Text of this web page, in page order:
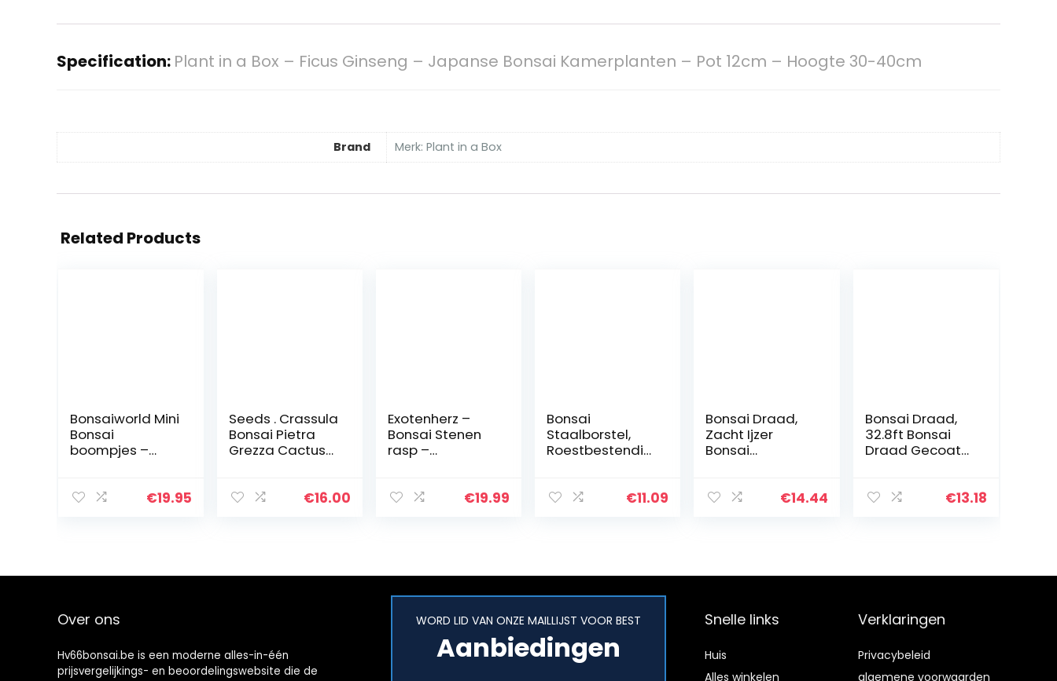
Specification: Plant in a Box – Ficus Ginseng – Japanse Bonsai Kamerplanten – Pot 12cm – Hoogte 30-40cm
Brand Merk: Plant in a Box
Related Products
Bonsaiworld Mini
Bonsai
boompjes –
Potmaat 7
€19.95
Seeds . Crassula
Bonsai Pietra
Grezza Cactus
PCS carnoso De
€16.00
Exotenherz –
Bonsai Stenen
rasp –
ca. 6 jaar –
€19.99
Bonsai
Staalborstel,
Roestbestendig
dschap Veilig
€11.09
Bonsai Draad,
Zacht Ijzer
Bonsai
aging 32,8ft€14.44
Bonsai Draad,
32.8ft Bonsai
Draad Gecoat
Handgemaakte
€13.18
Over ons
Hv66bonsai.be is een moderne alles-in-één
prijsvergelijkings- en beoordelingswebsite die de
WORD LID VAN ONZE MAILLIJST VOOR BEST
Aanbiedingen
Snelle links
Huis
Alles winkelen
Verklaringen
Privacybeleid
algemene voorwaarden